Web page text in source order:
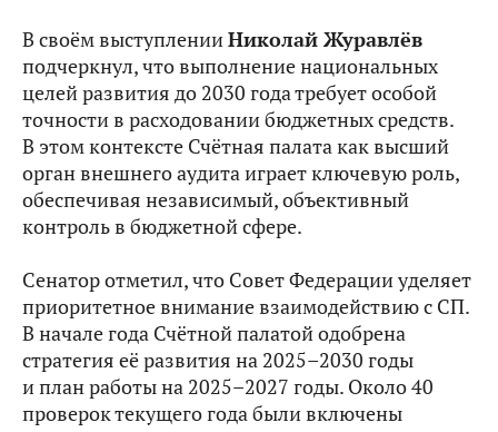
В своём выступленииНиколай Журавлёв
подчеркнул, что выполнение национальных
целей развития до 2030 года требует особой
точности в расходовании бюджетных средств.
В этом контексте Счётная палата как высший
орган внешнего аудита играет ключевую роль,
обеспечивая независимый, объективный
контроль в бюджетной сфере.
Сенатор отметил, что Совет Федерации уделяет
приоритетное внимание взаимодействию с СП.
В начале года Счётной палатой одобрена
стратегия её развития на 2025–2030 годы
и план работы на 2025–2027 годы. Около 40
проверок текущего года были включены